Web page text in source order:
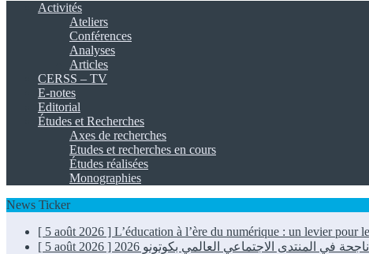
Activités
Ateliers
Conférences
Analyses
Articles
CERSS – TV
E-notes
Editorial
Études et Recherches
Axes de recherches
Etudes et recherches en cours
Études réalisées
Monographies
News Ticker
[ 5 août 2026 ] L’éducation à l’ère du numérique : un levier pour
[ 5 août 2026 ]